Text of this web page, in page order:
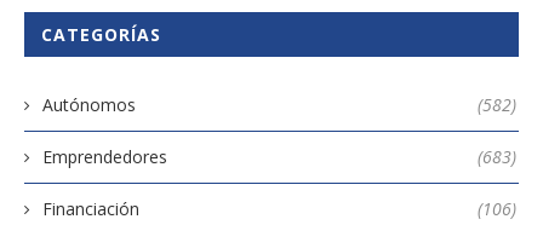
CATEGORÍAS
Autónomos (582)
Emprendedores (683)
Financiación (106)